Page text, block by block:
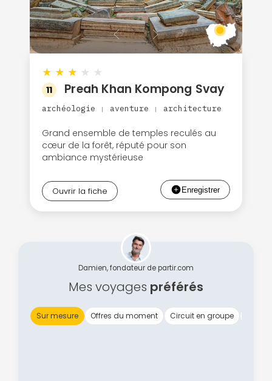
★ ★ ★ ★ ★
11 Preah Khan Kompong Svay
archéologie | aventure | architecture
Grand ensemble de temples reculés au
cœur de la forêt, réputé pour son
ambiance mystérieuse
Ouvrir la fiche
Damien, fondateur de partir.com
Mes voyages préférés
Sur mesure Offres du moment Circuit en groupe
ou connectez-vous par mail